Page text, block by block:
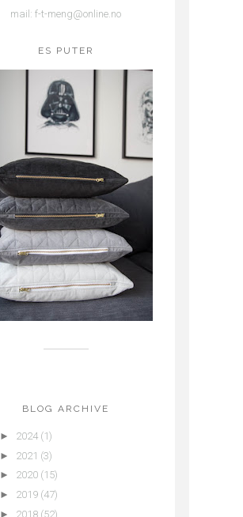
mail: f-t-meng@online.no
ES PUTER
BLOG ARCHIVE
► 2024 (1)
► 2021 (3)
► 2020 (15)
► 2019 (47)
► 2018 (52)